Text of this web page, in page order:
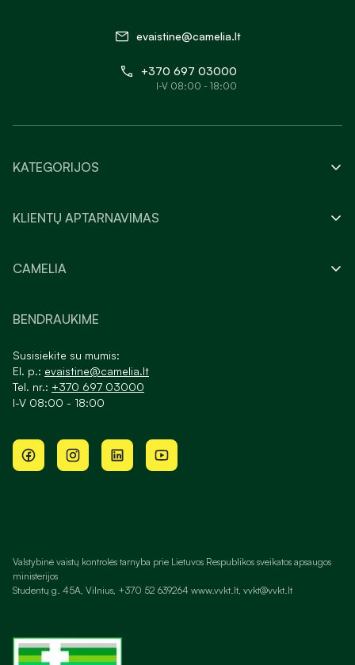
evaistine@camelia.lt
+370 697 03000
I-V 08:00 - 18:00
KATEGORIJOS
KLIENTŲ APTARNAVIMAS
CAMELIA
BENDRAUKIME
Susisiekite su mumis:
El. p.: evaistine@camelia.lt
Tel. nr.: +370 697 03000
I-V 08:00 - 18:00
Valstybinė vaistų kontrolės tarnyba prie Lietuvos Respublikos sveikatos apsaugos
ministerijos
Studentų g. 45A, Vilnius, +370 52 639264 www.vvkt.lt, vvkt@vvkt.lt